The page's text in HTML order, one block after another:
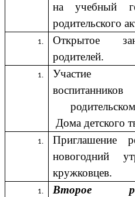
на учебный
родительского
Открытое
родителей.
Участие
Дома детского
Приглашение
новогодний
кружковцев.
Второе